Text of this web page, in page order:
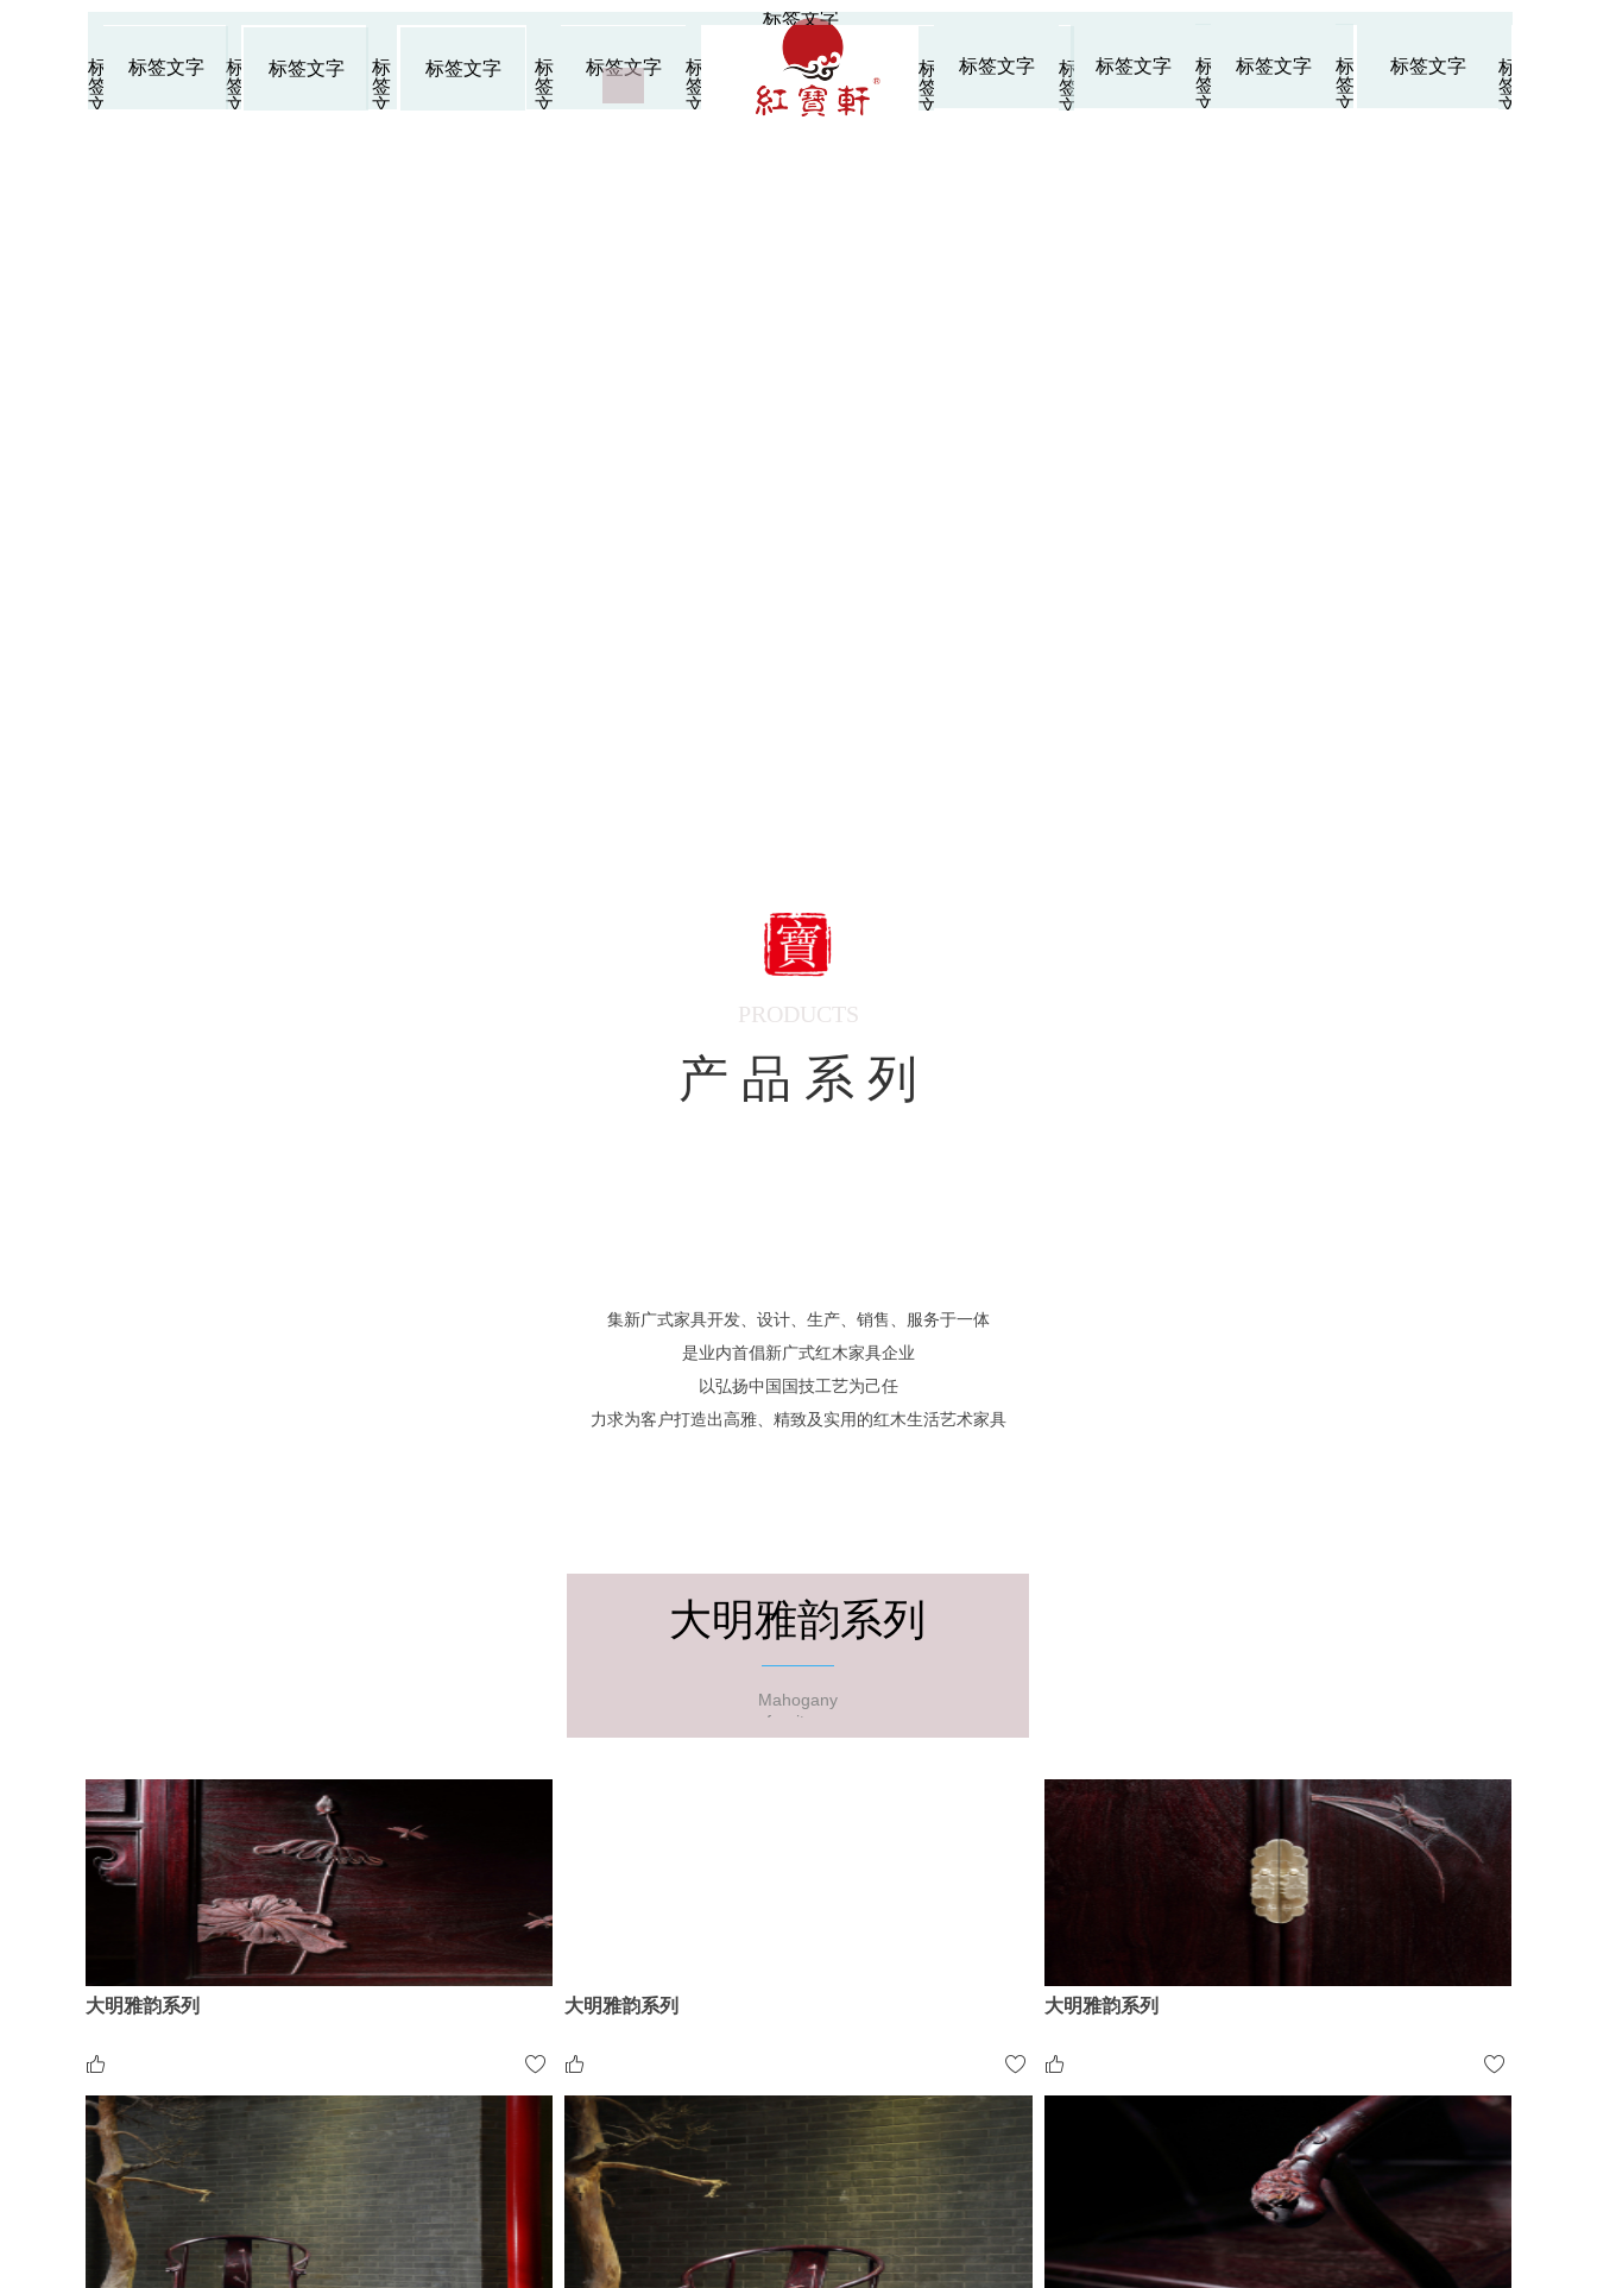
标
签
文
标签文字
标
签
文
标
签
文
标签文字
标签文字
标
签
文
标签文字
标
签
文
标签文字
标
签
文
标
签
文
标签文字
标
签
文
标签文字
标
签
文
标签文字
标
签
文
标签文字
PRODUCTS
产 品 系 列
集新广式家具开发、设计、生产、销售、服务于一体
是业内首倡新广式红木家具企业
以弘扬中国国技工艺为己任
力求为客户打造出高雅、精致及实用的红木生活艺术家具
Mahogany
furniture
大明雅韵系列
大明雅韵系列 大明雅韵系列 大明雅韵系列